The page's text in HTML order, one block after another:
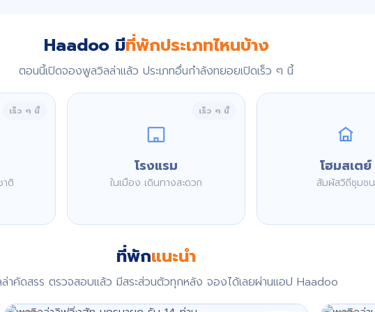
Haadoo มีที่พักประเภทไหนบ้าง
ตอนนี้เปิดจองพูลวิลล่าแล้ว ประเภทอื่นกำลังทยอยเปิดเร็ว ๆ นี้
เร็ว ๆ นี้
าติ
เร็ว ๆ นี้
โรงแรม
ในเมือง เดินทางสะดวก
โฮมสเตย์
สัมผัสวิถีชุมชน
ที่พักแนะนำ
าคัดสรร ตรวจสอบแล้ว มีสระส่วนตัวทุกหลัง จองได้เลยผ่านแอป Haadoo